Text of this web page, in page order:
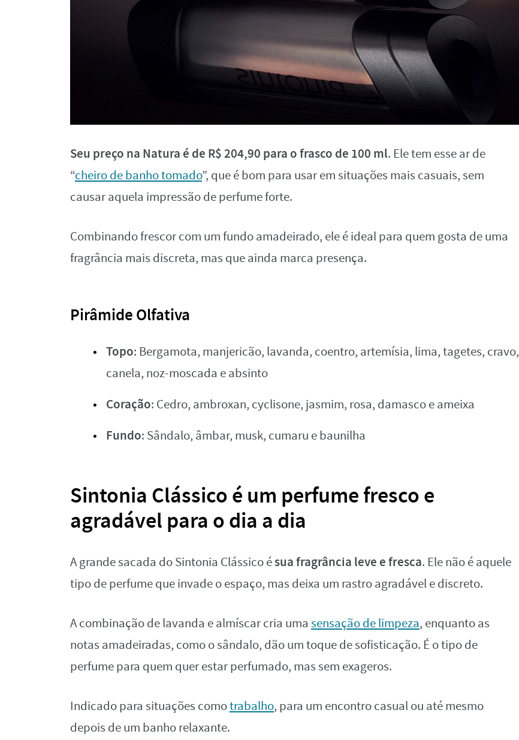
Seu preço na Natura é de R$ 204,90 para o frasco de 100 ml. Ele tem esse ar de
“cheiro de banho tomado”, que é bom para usar em situações mais casuais, sem
causar aquela impressão de perfume forte.
Combinando frescor com um fundo amadeirado, ele é ideal para quem gosta de uma
fragrância mais discreta, mas que ainda marca presença.
Pirâmide Olfativa
Topo: Bergamota, manjericão, lavanda, coentro, artemísia, lima, tagetes, cravo,
canela, noz-moscada e absinto
Coração: Cedro, ambroxan, cyclisone, jasmim, rosa, damasco e ameixa
Fundo: Sândalo, âmbar, musk, cumaru e baunilha
Sintonia Clássico é um perfume fresco e
agradável para o dia a dia
A grande sacada do Sintonia Clássico ésua fragrância leve e fresca. Ele não é aquele
tipo de perfume que invade o espaço, mas deixa um rastro agradável e discreto.
A combinação de lavanda e almíscar cria uma sensação de limpeza, enquanto as
notas amadeiradas, como o sândalo, dão um toque de sofisticação. É o tipo de
perfume para quem quer estar perfumado, mas sem exageros.
Indicado para situações comotrabalho, para um encontro casual ou até mesmo
depois de um banho relaxante.